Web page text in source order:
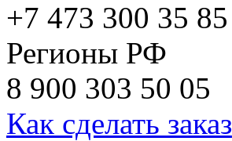
+7 473 300 35 85
Регионы РФ
8 900 303 50 05
Как сделать заказ